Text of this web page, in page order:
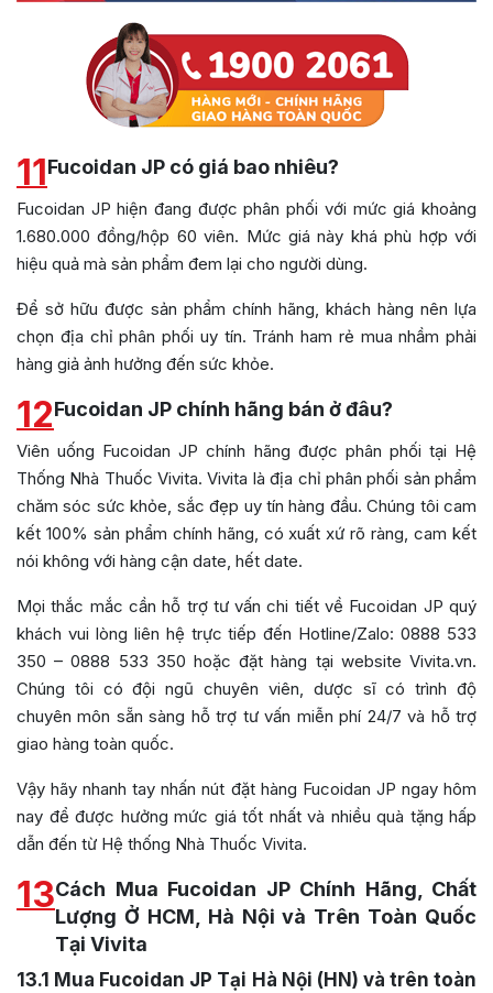
11Fucoidan JP có giá bao nhiêu?
Fucoidan JP hiện đang được phân phối với mức giá khoảng
1.680.000 đồng/hộp 60 viên. Mức giá này khá phù hợp với
hiệu quả mà sản phẩm đem lại cho người dùng.
Để sở hữu được sản phẩm chính hãng, khách hàng nên lựa
chọn địa chỉ phân phối uy tín. Tránh ham rẻ mua nhầm phải
hàng giả ảnh hưởng đến sức khỏe.
12Fucoidan JP chính hãng bán ở đâu?
Viên uống Fucoidan JP chính hãng được phân phối tại Hệ
Thống Nhà Thuốc Vivita. Vivita là địa chỉ phân phối sản phẩm
chăm sóc sức khỏe, sắc đẹp uy tín hàng đầu. Chúng tôi cam
kết 100% sản phẩm chính hãng, có xuất xứ rõ ràng, cam kết
nói không với hàng cận date, hết date.
Mọi thắc mắc cần hỗ trợ tư vấn chi tiết về Fucoidan JP quý
khách vui lòng liên hệ trực tiếp đến Hotline/Zalo: 0888 533
350 – 0888 533 350 hoặc đặt hàng tại website Vivita.vn.
Chúng tôi có đội ngũ chuyên viên, dược sĩ có trình độ
chuyên môn sẵn sàng hỗ trợ tư vấn miễn phí 24/7 và hỗ trợ
giao hàng toàn quốc.
Vậy hãy nhanh tay nhấn nút đặt hàng Fucoidan JP ngay hôm
nay để được hưởng mức giá tốt nhất và nhiều quà tặng hấp
dẫn đến từ Hệ thống Nhà Thuốc Vivita.
13Cách Mua Fucoidan JP Chính Hãng, Chất
Lượng Ở HCM, Hà Nội và Trên Toàn Quốc
Tại Vivita
13.1 Mua Fucoidan JP Tại Hà Nội (HN) và trên toàn